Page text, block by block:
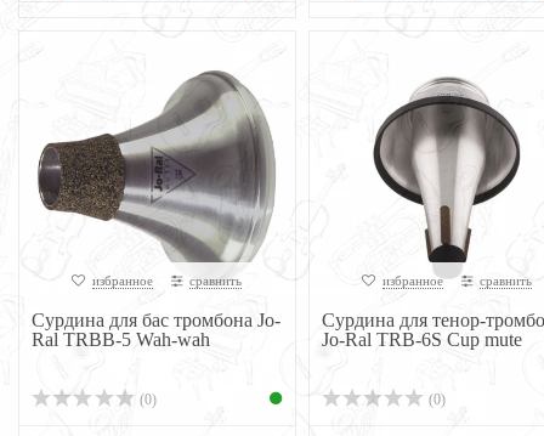
избранное сравнить
Сурдина для бас тромбона Jo-
Ral TRBB-5 Wah-wah
(0)
избранное сравнить
Сурдина для тенор-
Jo-Ral TRB-6S Cup mute
(0)